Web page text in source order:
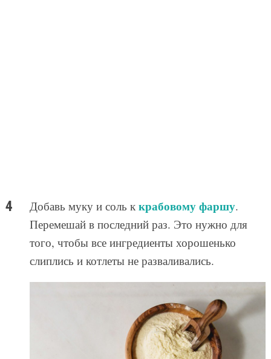
Добавь муку и соль к крабовому фаршу.
Перемешай в последний раз. Это нужно для
того, чтобы все ингредиенты хорошенько
слиплись и котлеты не разваливались.